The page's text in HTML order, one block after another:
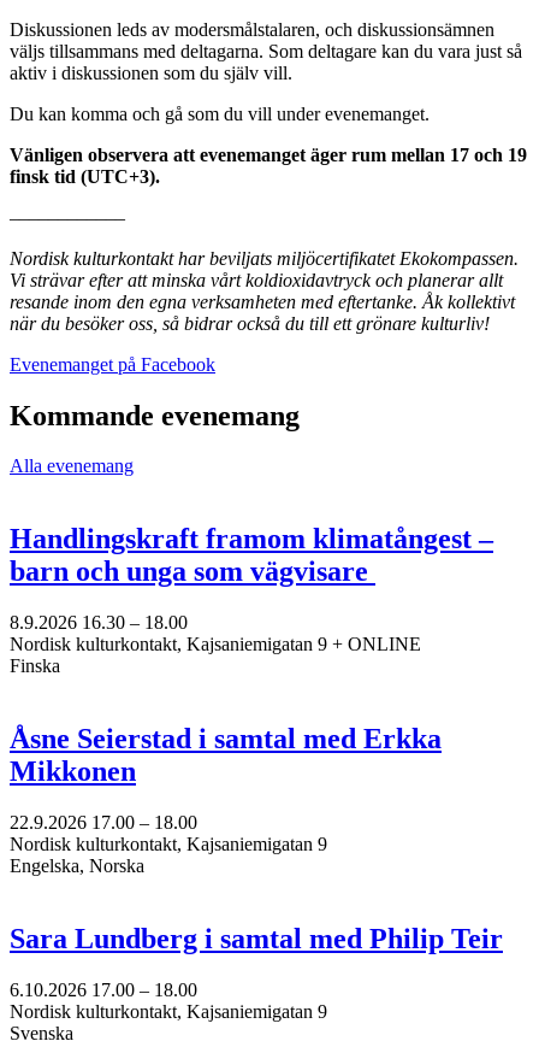
Diskussionen leds av modersmålstalaren, och diskussionsämnen
väljs tillsammans med deltagarna. Som deltagare kan du vara just så
aktiv i diskussionen som du själv vill.
Du kan komma och gå som du vill under evenemanget.
Vänligen observera att evenemanget äger rum mellan 17 och 19
finsk tid (UTC+3).
––––––––––––
Nordisk kulturkontakt har beviljats miljöcertifikatet Ekokompassen.
Vi strävar efter att minska vårt koldioxidavtryck och planerar allt
resande inom den egna verksamheten med eftertanke. Åk kollektivt
när du besöker oss, så bidrar också du till ett grönare kulturliv!
Evenemanget på FacebookÖppnas
ny
Kommande evenemang
Alla evenemang
Handlingskraft framom klimatångest –
barn och unga som vägvisare
8.9.2026 16.30 – 18.00
Nordisk kulturkontakt, Kajsaniemigatan 9 + ONLINE
Finska
Åsne Seierstad i samtal med Erkka
Mikkonen
22.9.2026 17.00 – 18.00
Nordisk kulturkontakt, Kajsaniemigatan 9
Engelska, Norska
Sara Lundberg i samtal med Philip Teir
6.10.2026 17.00 – 18.00
Nordisk kulturkontakt, Kajsaniemigatan 9
Svenska